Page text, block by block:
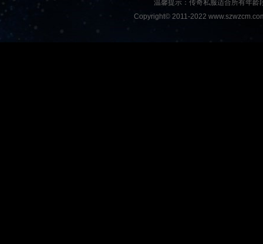
温馨提示：传奇私服适合所有年
Copyright© 2011-2022